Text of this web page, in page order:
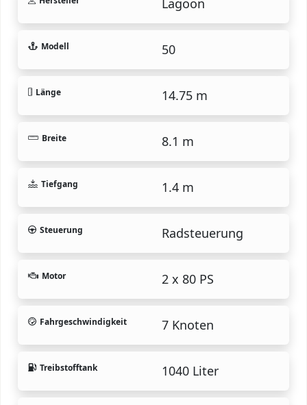
Lagoon
Modell 50
Länge 14.75 m
Breite 8.1 m
Tiefgang 1.4 m
Steuerung Radsteuerung
Motor 2 x 80 PS
Fahrgeschwindigkeit 7 Knoten
Treibstofftank 1040 Liter